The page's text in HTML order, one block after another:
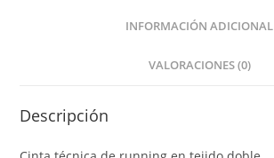
INFORMACIÓN ADICIONAL
VALORACIONES (0)
Descripción